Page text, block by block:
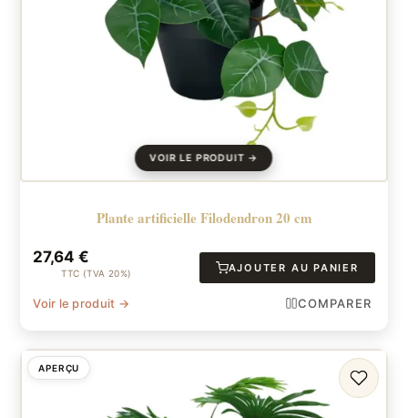
Plante artificielle Filodendron 20 cm
27,64€
TTC (TVA 20%) AJOUTER AU PANIER
Voir le produit → COMPARER
APERÇU